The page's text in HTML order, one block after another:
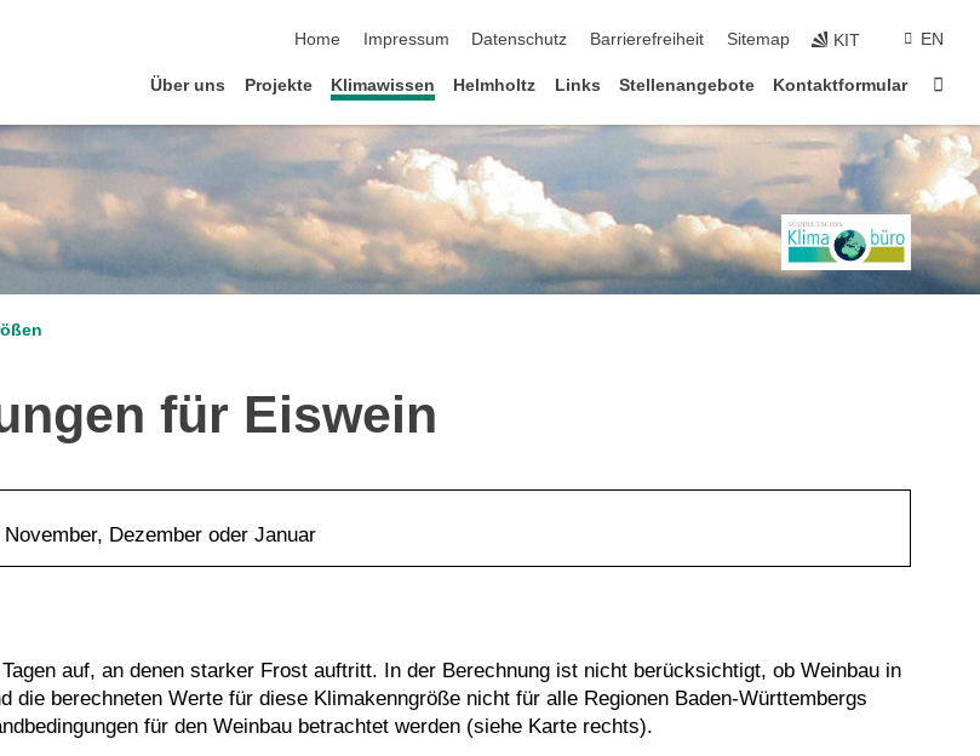
Home
Impressum Datenschutz Barrierefreiheit Sitemap KIT EN
Über uns Projekte Klimawissen Helmholtz Links Stellenangebote Kontaktformular
für Eiswein
Dezember oder Januar
auf, an denen starker Frost auftritt. In der Berechnung ist nicht berücksichtigt, ob Weinbau in
berechneten Werte für diese Klimakenngröße nicht für alle Regionen Baden-Württembergs
für den Weinbau betrachtet werden (siehe Karte rechts).